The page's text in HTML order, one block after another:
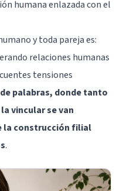
humana enlazada con el
y toda pareja es:
relaciones humanas
tensiones
palabras, donde tanto
vincular se van
la construcción filial
.